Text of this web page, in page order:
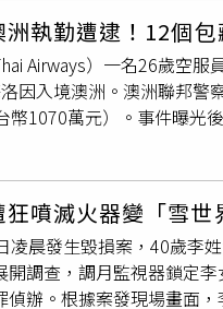
，強調她生前將生活重心
方深入調查，盡快還原事
已，紛紛湧入她的社群
安息」、「睡個好覺」，
讓家屬與外界獲得答案。
車！飲酒過量，有害健康
是否與死因有關。（圖／
查扣安非他命吸食器2組、
白色粉末1包、手機2部、
檢署偵辦，並陳報新北地院
洲執勤遭逮！12個
Airways）一名26歲空
因入境澳洲。澳洲聯邦
幣1070萬元）。事件曝光
當地司法調查，同時協助
涉案女子於6月25日以泰
受澳洲邊境執法人員檢查
確認為海洛因。警方估計
有商業數量邊境管制毒品
計9月14日在墨爾本地方
際航空（Thai Airways）
狂噴滅火器變「雪
凌晨發生毀損案，40歲李
開調查，調月監視器鎖定
偵辦。根據案發現場畫面